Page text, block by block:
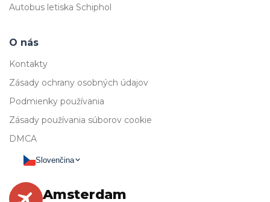
Autobus letiska Schiphol
O nás
Kontakty
Zásady ochrany osobných údajov
Podmienky používania
Zásady používania súborov cookie
DMCA
Slovenčina
Amsterdam